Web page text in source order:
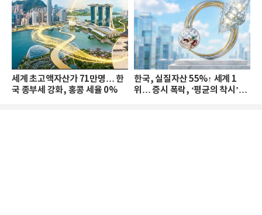
세계 초고액자산가 71만명… 한
국 종부세 강화, 홍콩 세율 0%
한국, 실질자산 55%↑ 세계 1
위… 증시 폭락, ‘평균의 착시’와